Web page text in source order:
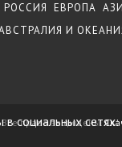
РОССИЯ ЕВРОПА
И
Все права защищены.
социальных сетях: